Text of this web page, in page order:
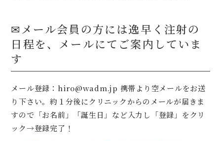
✉メール会員の方には逸早く注射の
日程を、メールにてご案内していま
す
メール登録：hiro@wadm.jp 携帯より空メールをお送
り下さい。約１分後にクリニックからのメールが届きま
すので「お名前」「誕生日」など入力し「登録」をクリ
ック→登録完了！